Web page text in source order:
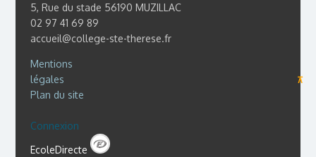
5, Rue du stade 56190 MUZILLAC
02 97 41 69 89
accueil@college-ste-therese.fr
Mentions
légales
⊼
Plan du site
Connexion
EcoleDirecte